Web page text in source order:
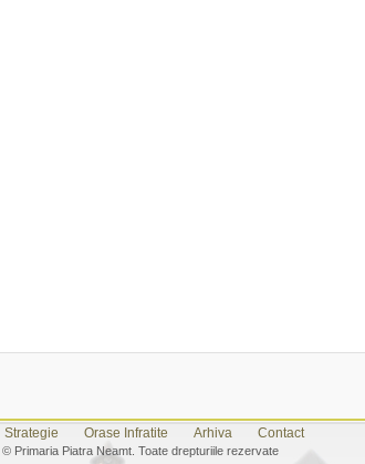
Strategie Orase Infratite Arhiva Contact
Primaria Piatra Neamt. Toate drepturiile rezervate